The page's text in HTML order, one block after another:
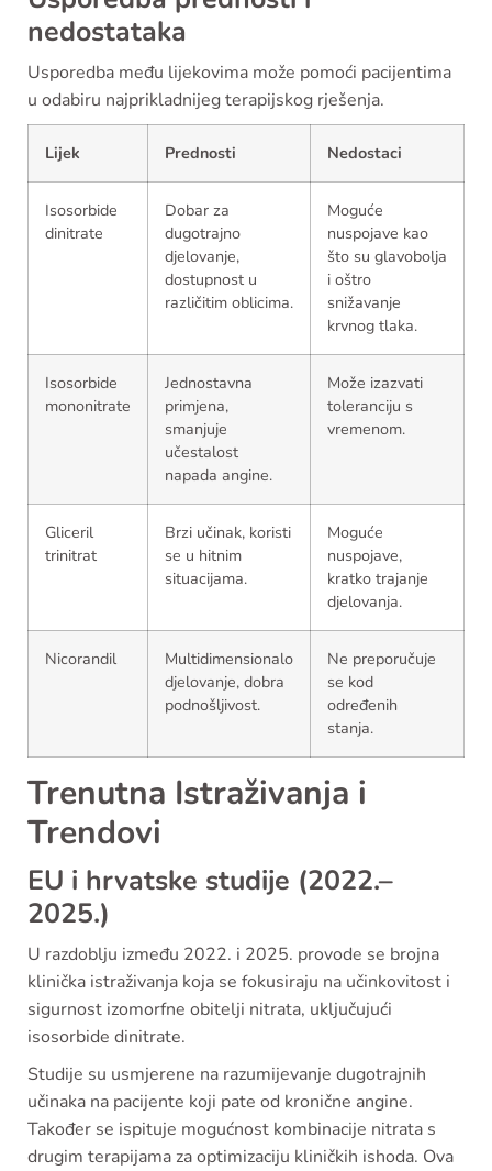
nedostataka
Usporedba među lijekovima može pomoći pacijentima
u odabiru najprikladnijeg terapijskog rješenja.
Lijek Prednosti Nedostaci
Isosorbide
dinitrate
Dobar za
dugotrajno
djelovanje,
dostupnost u
različitim oblicima.
Moguće
nuspojave kao
što su glavobolja
i oštro
snižavanje
krvnog tlaka.
Isosorbide
mononitrate
Jednostavna
primjena,
smanjuje
učestalost
napada angine.
Može izazvati
toleranciju s
vremenom.
Gliceril
trinitrat
Brzi učinak, koristi
se u hitnim
situacijama.
Moguće
nuspojave,
kratko trajanje
djelovanja.
Nicorandil
Multidimensionalo
djelovanje, dobra
podnošljivost.
Ne preporučuje
se kod
određenih
stanja.
Trenutna Istraživanja i
Trendovi
EU i hrvatske studije (2022.–
2025.)
U razdoblju između 2022. i 2025. provode se brojna
klinička istraživanja koja se fokusiraju na učinkovitost i
sigurnost izomorfne obitelji nitrata, uključujući
isosorbide dinitrate.
Studije su usmjerene na razumijevanje dugotrajnih
učinaka na pacijente koji pate od kronične angine.
Također se ispituje mogućnost kombinacije nitrata s
drugim terapijama za optimizaciju kliničkih ishoda. Ova